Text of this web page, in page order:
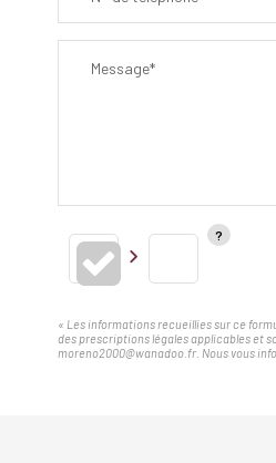
Message*
« Les informations recueillies sur ce
des prescriptions légales applicables et
moreno2000@wanadoo.fr. Nous vous